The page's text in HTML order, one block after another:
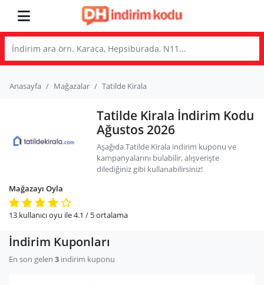
Anasayfa Mağazalar Tatilde Kirala
Mağazayı Oyla
13 kullanıcı oyu ile4.1 / 5ortalama
Tatilde Kirala İndirim Kodu
Ağustos 2026
Aşağıda Tatilde Kirala indirim kuponu ve
kampanyalarını bulabilir, alışverişte
dilediğiniz gibi kullanabilirsiniz!
İndirim Kuponları
En son gelen 3 indirim kuponu